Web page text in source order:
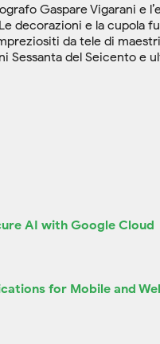
Gaspare Vigarani e
decorazioni e la cupola
da tele di
del Seicento e
AI with Google Cloud
for Mobile and